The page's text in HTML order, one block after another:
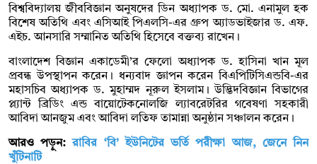
বিশ্ববিদ্যালয় জীববিজ্ঞান অনুষদের ডিন অধ্যাপক ড. মো. এনামুল হক
বিশেষ অতিথি এবং এসিআই পিএলসি-এর গ্রুপ অ্যাডভাইজার ড. এফ.
এইচ. আনসারি সম্মানিত অতিথি হিসেবে বক্তব্য রাখেন।
বাংলাদেশ বিজ্ঞান একাডেমী’র ফেলো অধ্যাপক ড. হাসিনা খান মূল
প্রবন্ধ উপস্থাপন করেন। ধন্যবাদ জ্ঞাপন করেন বিএপিটিসিএন্ডবি-এর
মহাসচিব অধ্যাপক ড. মুহাম্মদ নূরুল ইসলাম। উদ্ভিদবিজ্ঞান বিভাগের
প্ল্যান্ট ব্রিডিং এন্ড বায়োটেকনোলজি ল্যাবরেটরির গবেষণা সহকারী
আবিদা আনজুম এবং আবিদা লতিফ তামান্না অনুষ্ঠান সঞ্চালন করেন।
আরও পড়ুন: রাবির ‘বি’ ইউনিটের ভর্তি পরীক্ষা আজ, জেনে নিন
খুঁটিনাটি